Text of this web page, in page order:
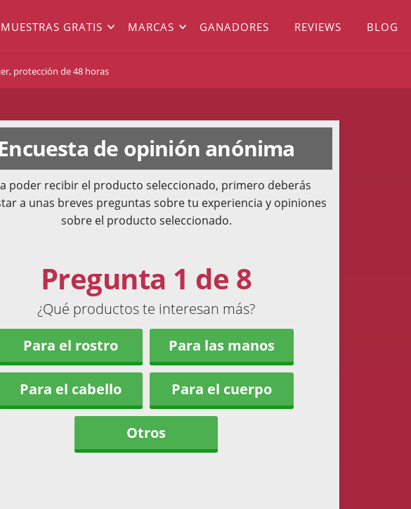
GRATIS MARCAS GANADORES REVIEWS BLOG
protección de 48 horas
de opinión anónima
poder recibir el producto seleccionado, primero deberás
a unas breves preguntas sobre tu experiencia y opiniones
sobre el producto seleccionado.
Pregunta 1 de 8
¿Qué productos te interesan más?
Para el rostro
Para las manos
Para el cabello Para el cuerpo
Otros